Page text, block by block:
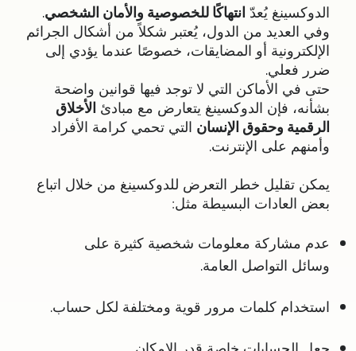
الدوكسينغ يُعدّ انتهاكًا للخصوصية والأمان الشخصي.
وفي العديد من الدول، يُعتبر شكلاً من أشكال الجرائم
الإلكترونية أو المضايقات، خصوصًا عندما يؤدي إلى
ضرر فعلي.
حتى في الأماكن التي لا توجد فيها قوانين واضحة
بشأنه، فإن الدوكسينغ يتعارض مع مبادئ الأخلاق
الرقمية وحقوق الإنسان التي تحمي كرامة الأفراد
وأمنهم على الإنترنت.
يمكن تقليل خطر التعرض للدوكسينغ من خلال اتباع
بعض العادات البسيطة مثل:
عدم مشاركة معلومات شخصية كثيرة على
وسائل التواصل العامة.
استخدام كلمات مرور قوية ومختلفة لكل حساب.